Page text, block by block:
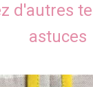
d'autres
astuces